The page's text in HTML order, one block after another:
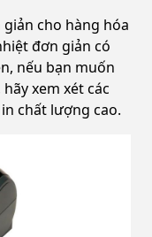
cho hàng hóa
đơn giản có
nếu bạn muốn
xem xét các
chất lượng cao.